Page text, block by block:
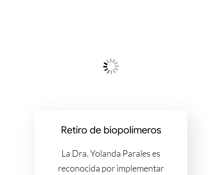
Retiro de biopolímeros
La Dra. Yolanda Parales es
reconocida por implementar